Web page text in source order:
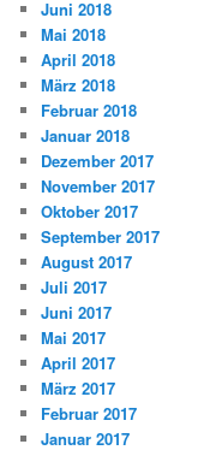
Juni 2018
Mai 2018
April 2018
März 2018
Februar 2018
Januar 2018
Dezember 2017
November 2017
Oktober 2017
September 2017
August 2017
Juli 2017
Juni 2017
Mai 2017
April 2017
März 2017
Februar 2017
Januar 2017